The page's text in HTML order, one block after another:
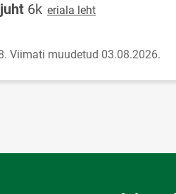
6k eriala leht
Viimati muudetud 03.08.2026.